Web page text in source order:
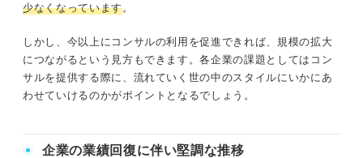
少なくなっています。
しかし、今以上にコンサルの利用を促進できれば、規模の拡大
につながるという見方もできます。各企業の課題としてはコン
サルを提供する際に、流れていく世の中のスタイルにいかにあ
わせていけるのかがポイントとなるでしょう。
企業の業績回復に伴い堅調な推移